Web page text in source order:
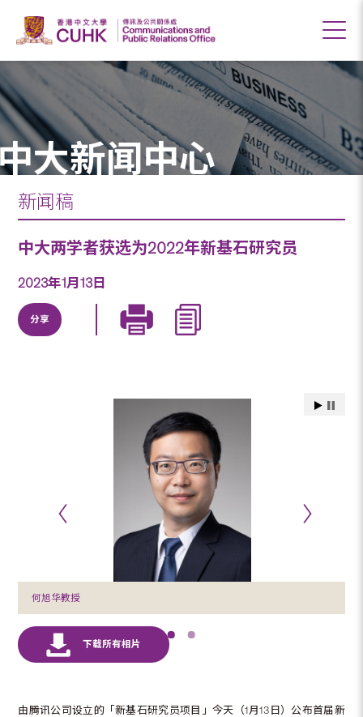
大新闻中心
新闻稿
中大两学者获选为2022年新基石研究员
2023年1月13日
分享
何旭华教授
由腾讯公司设立的「新基石研究员项目」今天（1月13日）公布首届新